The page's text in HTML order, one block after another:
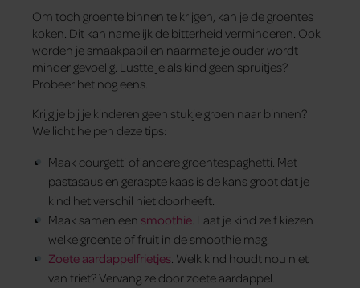
Om toch groente binnen te krijgen, kan je de groentes
koken. Dit kan namelijk de bitterheid verminderen. Ook
worden je smaakpapillen naarmate je ouder wordt
minder gevoelig. Lustte je als kind geen spruitjes?
Probeer het nog eens.
Krijg je bij je kinderen geen stukje groen naar binnen?
Wellicht helpen deze tips:
Maak courgetti of andere groentespaghetti. Met
pastasaus en geraspte kaas is de kans groot dat je
kind het verschil niet doorheeft.
Maak samen een smoothie. Laat je kind zelf kiezen
welke groente of fruit in de smoothie mag.
Zoete aardappelfrietjes. Welk kind houdt nou niet
van friet? Vervang ze door zoete aardappel.